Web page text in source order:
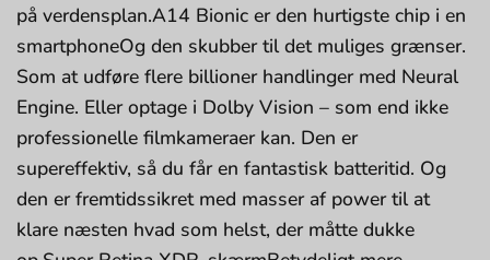
på verdensplan.A14 Bionic er den hurtigste chip i en
smartphoneOg den skubber til det muliges grænser.
Som at udføre flere billioner handlinger med Neural
Engine. Eller optage i Dolby Vision – som end ikke
profes­sionelle filmkameraer kan. Den er
supereffektiv, så du får en fantastisk batteritid. Og
den er fremtidssikret med masser af power til at
klare næsten hvad som helst, der måtte dukke